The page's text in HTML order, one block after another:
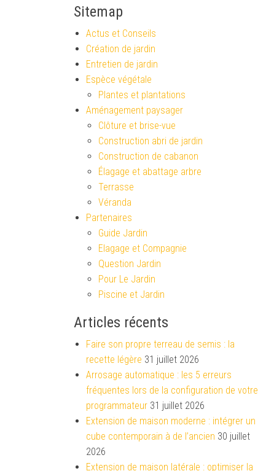
Sitemap
Actus et Conseils
Création de jardin
Entretien de jardin
Espèce végétale
Plantes et plantations
Aménagement paysager
Clôture et brise-vue
Construction abri de jardin
Construction de cabanon
Élagage et abattage arbre
Terrasse
Véranda
Partenaires
Guide Jardin
Elagage et Compagnie
Question Jardin
Pour Le Jardin
Piscine et Jardin
Articles récents
Faire son propre terreau de semis : la
recette légère 31 juillet 2026
Arrosage automatique : les 5 erreurs
fréquentes lors de la configuration de votre
programmateur 31 juillet 2026
Extension de maison moderne : intégrer un
cube contemporain à de l’ancien 30 juillet
2026
Extension de maison latérale : optimiser la